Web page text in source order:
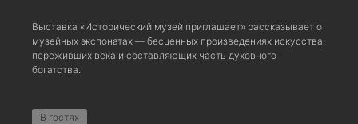
Выставка «Исторический музей приглашает» рассказывает о
музейных экспонатах — бесценных произведениях искусства,
переживших века и составляющих часть духовного
богатства.
В гостях